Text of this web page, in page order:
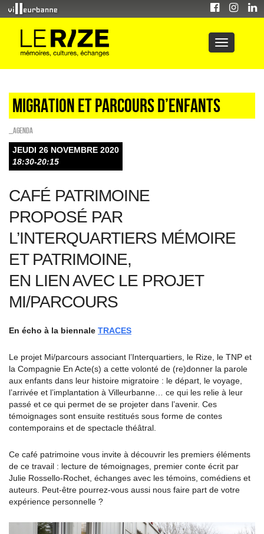
Migration et parcours d’enfants
_Agenda
JEUDI 26 NOVEMBRE 2020
18:30-20:15
CAFÉ PATRIMOINE
PROPOSÉ PAR
L’INTERQUARTIERS MÉMOIRE
ET PATRIMOINE,
EN LIEN AVEC LE PROJET
MI/PARCOURS
En écho à la biennale TRACES
Le projet Mi/parcours associant l’Interquartiers, le Rize, le TNP et
la Compagnie En Acte(s) a cette volonté de (re)donner la parole
aux enfants dans leur histoire migratoire : le départ, le voyage,
l’arrivée et l’implantation à Villeurbanne… ce qui les relie à leur
passé et ce qui permet de se projeter dans l’avenir. Ces
témoignages sont ensuite restitués sous forme de contes
contemporains et de spectacle théâtral.
Ce café patrimoine vous invite à découvrir les premiers éléments
de ce travail : lecture de témoignages, premier conte écrit par
Julie Rossello-Rochet, échanges avec les témoins, comédiens et
auteurs. Peut-être pourrez-vous aussi nous faire part de votre
expérience personnelle ?